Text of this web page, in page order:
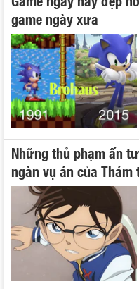
game ngày xưa
Những thủ phạm ấn
ngàn vụ án của